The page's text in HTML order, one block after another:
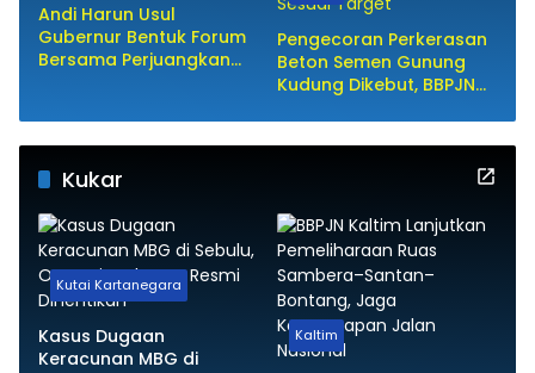
Andi Harun Usul
Gubernur Bentuk Forum
Bersama Perjuangkan
Pengecoran Perkerasan
Beton Semen Gunung
Kudung Dikebut, BBPJN
Pekerjaan Sesuai Target
Kukar
Kutai Kartanegara
Kasus Dugaan
Keracunan MBG di
Kaltim